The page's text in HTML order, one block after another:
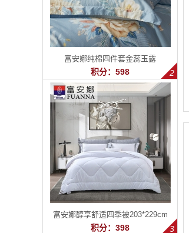
富安娜纯棉四件套金蕊玉露
积分：598
富安娜醇享舒适四季被203*229cm
积分：398